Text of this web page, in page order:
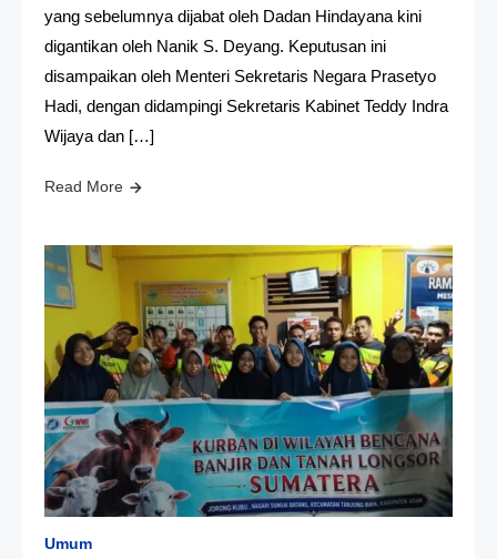
yang sebelumnya dijabat oleh Dadan Hindayana kini
digantikan oleh Nanik S. Deyang. Keputusan ini
disampaikan oleh Menteri Sekretaris Negara Prasetyo
Hadi, dengan didampingi Sekretaris Kabinet Teddy Indra
Wijaya dan […]
Read More
Umum